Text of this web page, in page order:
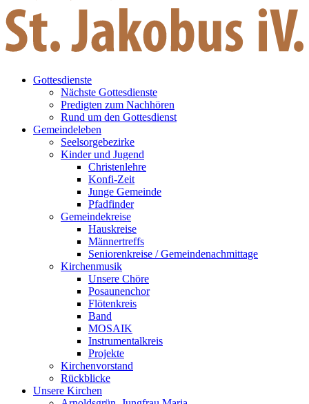
Gottesdienste
Nächste Gottesdienste
Predigten zum Nachhören
Rund um den Gottesdienst
Gemeindeleben
Seelsorgebezirke
Kinder und Jugend
Christenlehre
Konfi-Zeit
Junge Gemeinde
Pfadfinder
Gemeindekreise
Hauskreise
Männertreffs
Seniorenkreise / Gemeindenachmittage
Kirchenmusik
Unsere Chöre
Posaunenchor
Flötenkreis
Band
MOSAIK
Instrumentalkreis
Projekte
Kirchenvorstand
Rückblicke
Unsere Kirchen